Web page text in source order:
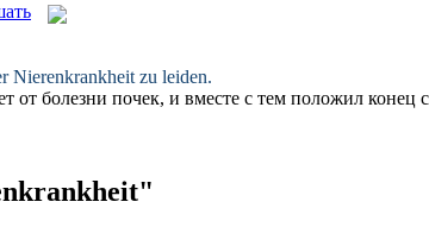
Nierenkrankheit zu leiden.
от болезни почек, и вместе с тем положил конец